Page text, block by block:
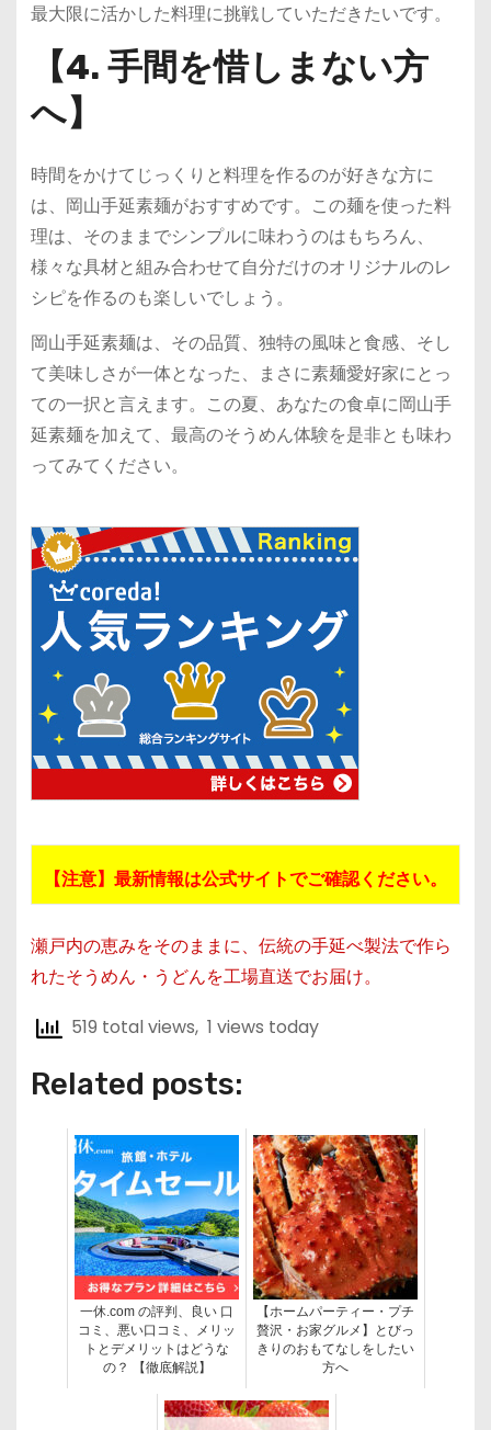
最大限に活かした料理に挑戦していただきたいです。
【4. 手間を惜しまない方
へ】
時間をかけてじっくりと料理を作るのが好きな方に
は、岡山手延素麺がおすすめです。この麺を使った料
理は、そのままでシンプルに味わうのはもちろん、
様々な具材と組み合わせて自分だけのオリジナルのレ
シピを作るのも楽しいでしょう。
岡山手延素麺は、その品質、独特の風味と食感、そし
て美味しさが一体となった、まさに素麺愛好家にとっ
ての一択と言えます。この夏、あなたの食卓に岡山手
延素麺を加えて、最高のそうめん体験を是非とも味わ
ってみてください。
【注意】最新情報は公式サイトでご確認ください。
瀬戸内の恵みをそのままに、伝統の手延べ製法で作ら
れたそうめん・うどんを工場直送でお届け。
519 total views, 1 views today
Related posts:
一休.com の評判、良い 口
コミ、悪い口コミ、メリッ
トとデメリットはどうな
の？ 【徹底解説】
【ホームパーティー・プチ
贅沢・お家グルメ】とびっ
きりのおもてなしをしたい
方へ